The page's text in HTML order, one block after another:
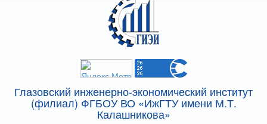
Глазовский инженерно-экономический институт
(филиал) ФГБОУ ВО «ИжГТУ имени М.Т.
Калашникова»